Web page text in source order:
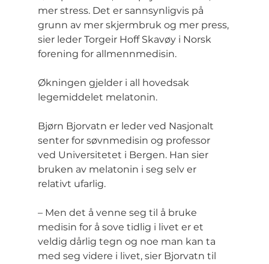
mer stress. Det er sannsynligvis på
grunn av mer skjermbruk og mer press,
sier leder Torgeir Hoff Skavøy i Norsk
forening for allmennmedisin.
Økningen gjelder i all hovedsak
legemiddelet melatonin.
Bjørn Bjorvatn er leder ved Nasjonalt
senter for søvnmedisin og professor
ved Universitetet i Bergen. Han sier
bruken av melatonin i seg selv er
relativt ufarlig.
– Men det å venne seg til å bruke
medisin for å sove tidlig i livet er et
veldig dårlig tegn og noe man kan ta
med seg videre i livet, sier Bjorvatn til